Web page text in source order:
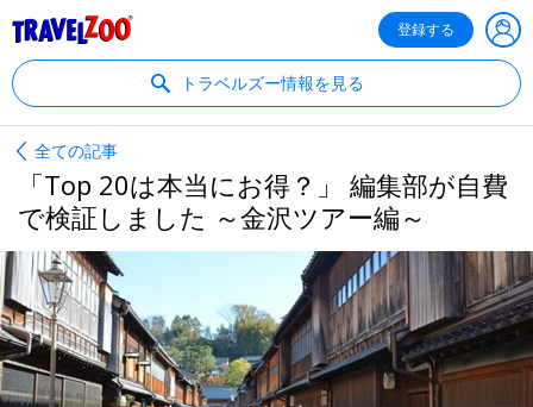
登録する
トラベルズー情報を見る
全ての記事
「Top 20は本当にお得？」 編集部が自費
で検証しました ～金沢ツアー編～